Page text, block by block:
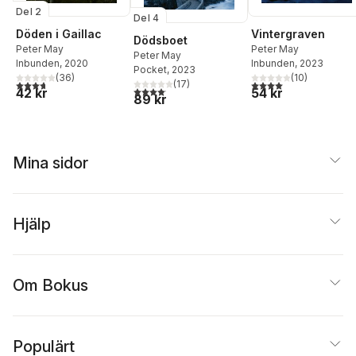
Del 2
Döden i Gaillac
Peter May
Inbunden, 2020
3,7utav 5 stjärnor. Totalt antal röster:
(36)
42 kr
Del 4
Dödsboet
Peter May
Pocket, 2023
4,1utav 5 stjärnor. Totalt antal röster:
(17)
89 kr
Vintergraven
Peter May
Inbunden, 2023
4,0utav 5 stjärnor.
(10)
54 kr
Mina sidor
Hjälp
Om Bokus
Populärt